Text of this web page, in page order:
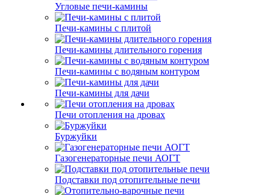
Угловые печи-камины
Печи-камины с плитой
Печи-камины длительного горения
Печи-камины с водяным контуром
Печи-камины для дачи
Печи отопления на дровах
Буржуйки
Газогенераторные печи АОГТ
Подставки под отопительные печи